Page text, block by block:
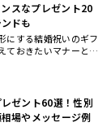
スなプレゼント20
ドも
にする結婚祝いのギフ
ておきたいマナーと、
ゼント60選！性別
場やメッセージ例